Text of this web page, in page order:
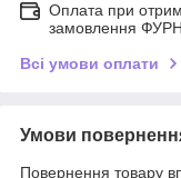
Оплата при
замовлення
Всі умови оплати
Умови
Повернення товару